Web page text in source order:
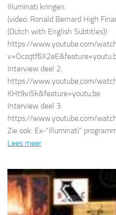
Illuminati kringen.
(video: Ronald Bernard High
(Dutch with English Subtitles))
https://www.youtube.com/
Interview deel 2:
https://www.youtube.com/
KHt9vi5k&feature=youtu.be
Interview deel 3:
https://www.youtube.com/
Zie ook: Ex-“illuminati”
Lees meer